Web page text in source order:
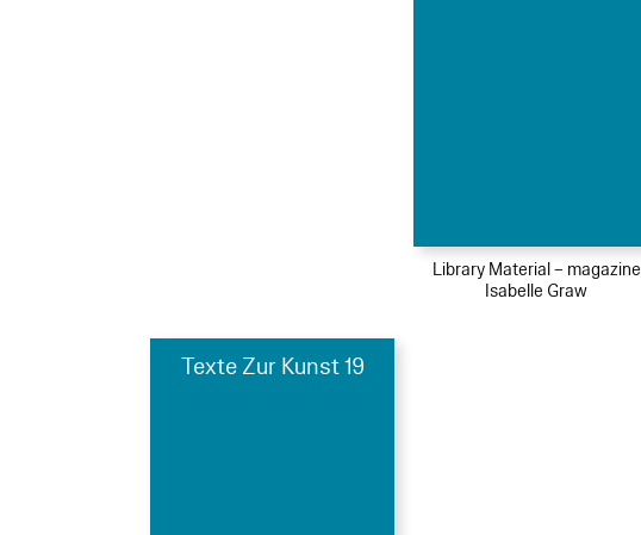
Library Material – magazine
Isabelle Graw
Texte Zur Kunst 19